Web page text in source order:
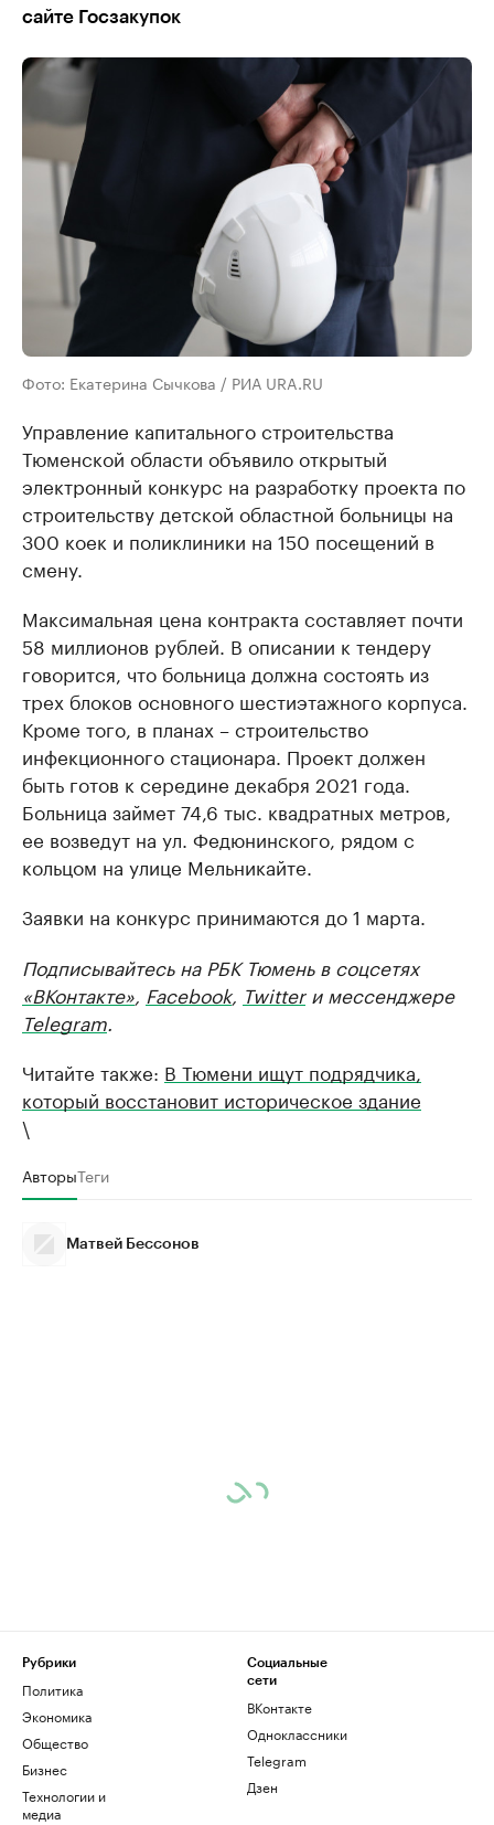
сайте Госзакупок
Фото: Екатерина Сычкова / РИА URA.RU
Управление капитального строительства
Тюменской области объявило открытый
электронный конкурс на разработку проекта по
строительству детской областной больницы на
300 коек и поликлиники на 150 посещений в
смену.
Максимальная цена контракта составляет почти
58 миллионов рублей. В описании к тендеру
говорится, что больница должна состоять из
трех блоков основного шестиэтажного корпуса.
Кроме того, в планах – строительство
инфекционного стационара. Проект должен
быть готов к середине декабря 2021 года.
Больница займет 74,6 тыс. квадратных метров,
ее возведут на ул. Федюнинского, рядом с
кольцом на улице Мельникайте.
Заявки на конкурс принимаются до 1 марта.
Подписывайтесь на РБК Тюмень в соцсетях
«ВКонтакте», Facebook, Twitterи мессенджере
Telegram.
Читайте также: В Тюмени ищут подрядчика,
который восстановит историческое здание
\
АвторыТеги
Матвей Бессонов
Рубрики
Политика
Экономика
Общество
Бизнес
Технологии и
медиа
Социальные
сети
ВКонтакте
Одноклассники
Telegram
Дзен